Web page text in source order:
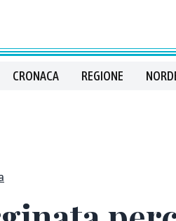
CRONACA REGIONE